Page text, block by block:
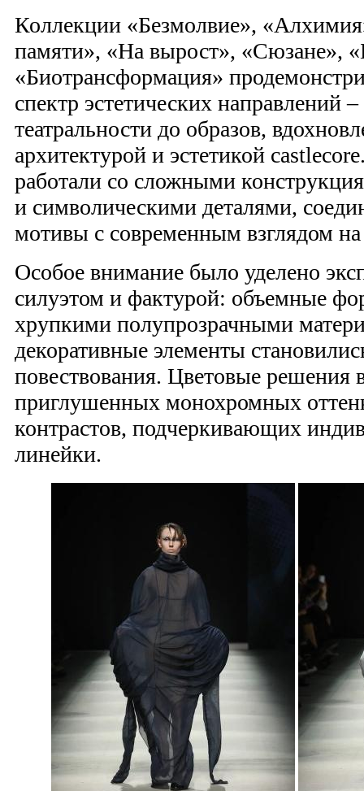
Коллекции «Безмолвие»,
памяти», «На вырост», «Сюзане»,
«Биотрансформация»
спектр эстетических направлений
театральности до образов,
архитектурой и эстетикой
работали со сложными
и символическими деталями,
мотивы с современным взглядом
Особое внимание было уделено
силуэтом и фактурой: объемные
хрупкими полупрозрачными
декоративные элементы
повествования. Цветовые решения
приглушенных монохромных
контрастов, подчеркивающих
линейки.